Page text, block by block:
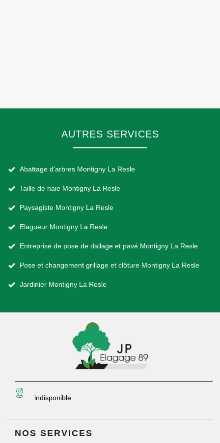
AUTRES SERVICES
Abattage d'arbres Montigny La Resle
Taille de haie Montigny La Resle
Paysagiste Montigny La Resle
Elagueur Montigny La Resle
Entreprise de pose de dallage et pavé Montigny La Resle
Pose et changement grillage et clôture Montigny La Resle
Jardinier Montigny La Resle
indisponible
NOS SERVICES